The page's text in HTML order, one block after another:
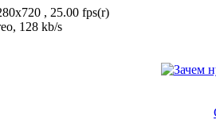
, 25.00 fps(r)
128 kb/s